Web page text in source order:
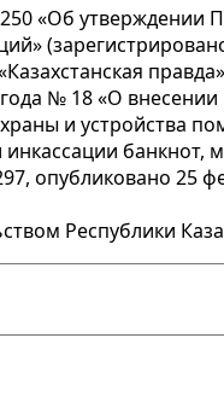
«Об утверждении
№ 18 «О
и устройства
банкнот,
опубликовано 25
Республики